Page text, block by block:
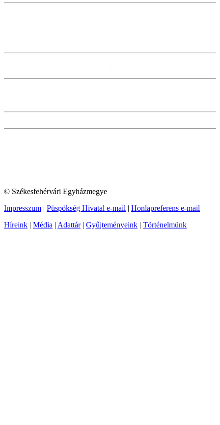
© Székesfehérvári Egyházmegye
Impresszum | Püspökség Hivatal e-mail | Honlapreferens e-mail
Híreink | Média | Adattár| Gyűjteményeink | Történelmünk